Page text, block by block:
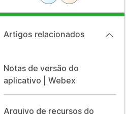
Artigos relacionados
Notas de versão do
aplicativo | Webex
Arquivo de recursos do